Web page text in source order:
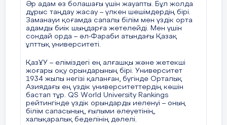
Әр адам өз болашағы үшін жауапты. Бұл жолда
дұрыс таңдау жасау – үлкен шешімдердің бірі.
Заманауи қоғамда сапалы білім мен үздік орта
адамды биік шыңдарға жетелейді. Мен үшін
сондай орда – әл-Фараби атындағы Қазақ
ұлттық университеті.
ҚазҰУ – еліміздегі ең алғашқы және жетекші
жоғары оқу орындарының бірі. Университет
1934 жылы негізі қаланған, бүгінде Орталық
Азиядағы ең үздік университеттердің көшін
бастап тұр. QS World University Rankings
рейтингінде үздік орындарды иеленуі – оның
білім сапасының, ғылыми әлеуетінің,
халықаралық беделінің дәлелі.